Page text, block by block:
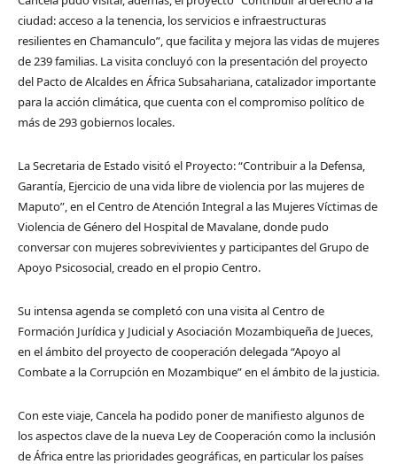
ciudad: acceso a la tenencia, los servicios e infraestructuras
resilientes en Chamanculo”, que facilita y mejora las vidas de mujeres
de 239 familias. La visita concluyó con la presentación del proyecto
del Pacto de Alcaldes en África Subsahariana, catalizador importante
para la acción climática, que cuenta con el compromiso político de
más de 293 gobiernos locales.
La Secretaria de Estado visitó el Proyecto: “Contribuir a la Defensa,
Garantía, Ejercicio de una vida libre de violencia por las mujeres de
Maputo”, en el Centro de Atención Integral a las Mujeres Víctimas de
Violencia de Género del Hospital de Mavalane, donde pudo
conversar con mujeres sobrevivientes y participantes del Grupo de
Apoyo Psicosocial, creado en el propio Centro.
Su intensa agenda se completó con una visita al Centro de
Formación Jurídica y Judicial y Asociación Mozambiqueña de Jueces,
en el ámbito del proyecto de cooperación delegada “Apoyo al
Combate a la Corrupción en Mozambique” en el ámbito de la justicia.
Con este viaje, Cancela ha podido poner de manifiesto algunos de
los aspectos clave de la nueva Ley de Cooperación como la inclusión
de África entre las prioridades geográficas, en particular los países